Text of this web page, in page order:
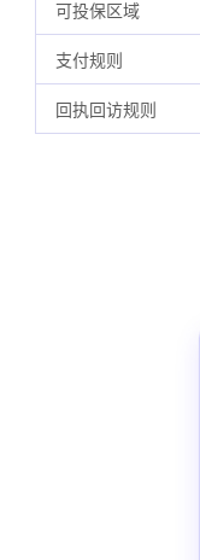
可投保区域
支付规则
回执回访规则